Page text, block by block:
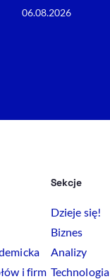
06.08.2026
i firm
Sekcje
Dzieje się!
Biznes
Analizy
Technologia